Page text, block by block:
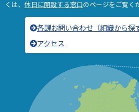
くは、 休日に開設する窓口のページをご覧く
各課お問い合わせ（組織から探
アクセス